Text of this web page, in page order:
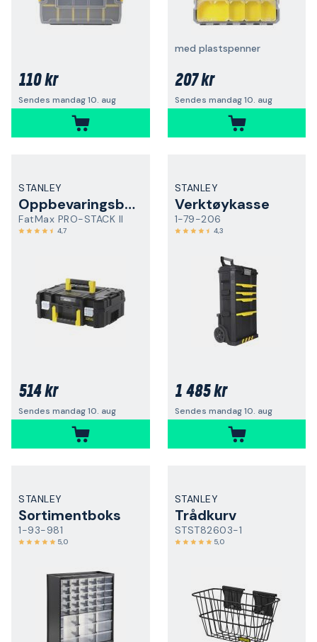
110 kr
Sendes mandag 10. aug
med plastspenner
207 kr
Sendes mandag 10. aug
STANLEY
Oppbevaringsboks
FatMax PRO-STACK II
4,7
514 kr
Sendes mandag 10. aug
STANLEY
Verktøykasse
1-79-206
4,3
1 485 kr
Sendes mandag 10. aug
STANLEY
Sortimentboks
1-93-981
5,0
STANLEY
Trådkurv
STST82603-1
5,0